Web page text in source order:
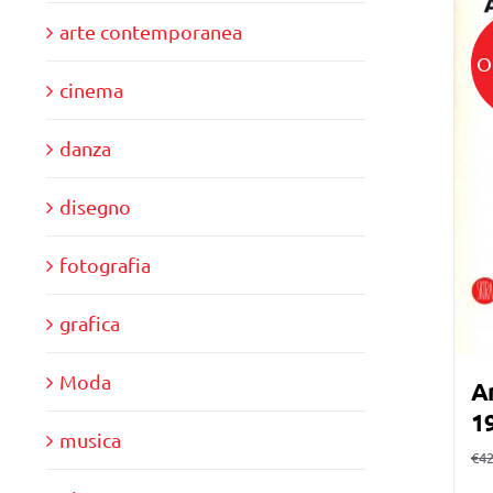
€
arte contemporanea
cinema
danza
disegno
fotografia
grafica
Moda
musica